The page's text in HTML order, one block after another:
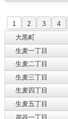
1 2 3 4
大黒町
生麦一丁目
生麦二丁目
生麦三丁目
生麦四丁目
生麦五丁目
岸谷一丁目